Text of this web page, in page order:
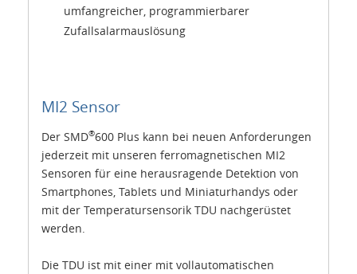
umfangreicher, programmierbarer
Zufallsalarmauslösung
MI2 Sensor
Der SMD®600 Plus kann bei neuen Anforderungen
jederzeit mit unseren ferromagnetischen MI2
Sensoren für eine herausragende Detektion von
Smartphones, Tablets und Miniaturhandys oder
mit der Temperatursensorik TDU nachgerüstet
werden.
Die TDU ist mit einer mit vollautomatischen